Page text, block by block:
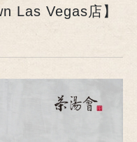
Las Vegas店】